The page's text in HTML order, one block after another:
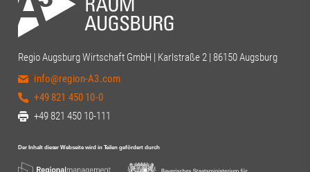
Regio Augsburg Wirtschaft GmbH | Karlstraße 2 | 86150 Augsburg
info@region-A3.com
+49 821 450 10-0
+49 821 450 10-111